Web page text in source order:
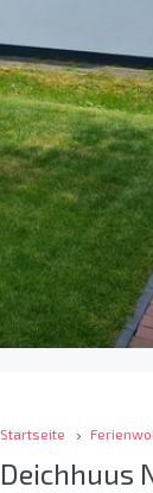
Startseite
Deichhuus